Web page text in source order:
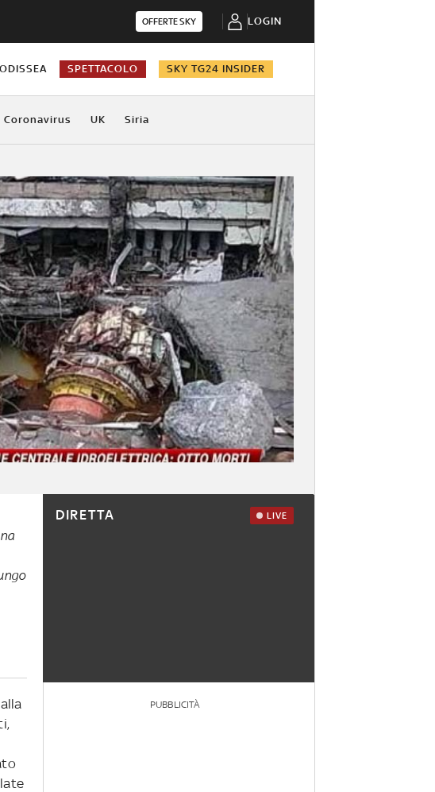
OFFERTE SKY LOGIN
ODISSEA SPETTACOLO SKY TG24 INSIDER
Coronavirus UK Siria
DIRETTA LIVE
PUBBLICITÀ